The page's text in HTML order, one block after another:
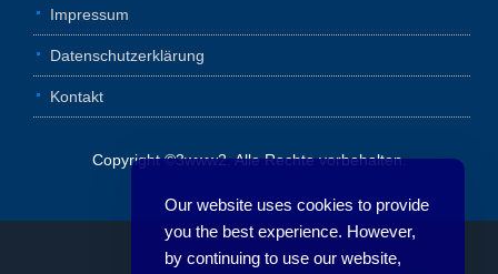
Impressum
Datenschutzerklärung
Kontakt
Copyright ©3www2. Alle Rechte vorbehalten.
Our website uses cookies to provide
you the best experience. However,
by continuing to use our website,